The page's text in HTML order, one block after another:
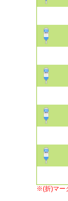
※(折)マー